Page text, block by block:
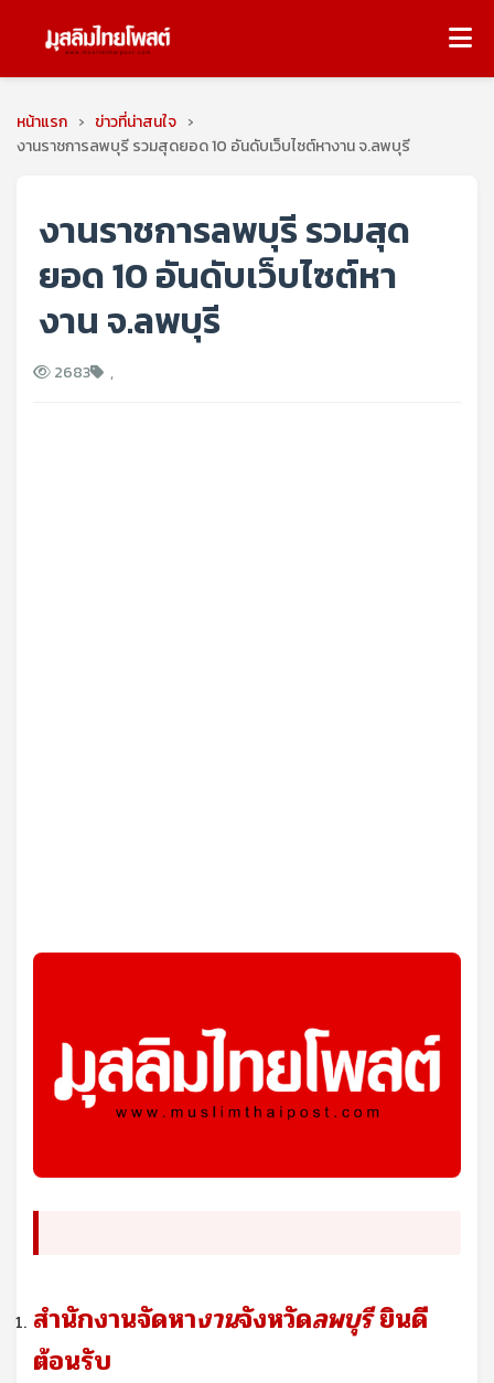
หน้าแรก › ข่าวที่น่าสนใจ ›
งานราชการลพบุรี รวมสุดยอด 10 อันดับเว็บไซต์หางาน จ.ลพบุรี
งานราชการลพบุรี รวมสุด
ยอด 10 อันดับเว็บไซต์หา
งาน จ.ลพบุรี
2683 ,
สำนักงานจัดหางานจังหวัดลพบุรียินดี
ต้อนรับ